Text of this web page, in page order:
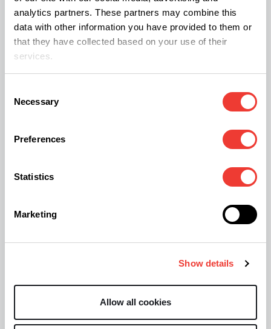
analytics partners. These partners may combine this
data with other information you have provided to them or
that they have collected based on your use of their
services.
Selection
Necessary
Preferences
Statistics
Marketing
Show details
Allow all cookies
pąków, co oznacza, że wytwarzane
są tylko 2-3-calowe pąki na
szczycie rośliny.
Różnice między klonowaniem, a przycinaniem
Pobieranie dużej ilości wycinek z roślin i
przycinanie to dwie zupełnie różne rzeczy. Nie
pozwala roślinom Cannabis skierować swoje
hormony i energię do pozostałych górnych liści.
Odcinanie wielu wycinek z rośliny macierzystej nie
służy temu samemu celowi co przycinanie i może
takich samych rezultatów jak w przypadku rośliny
przeznaczonej do kwitnienia.